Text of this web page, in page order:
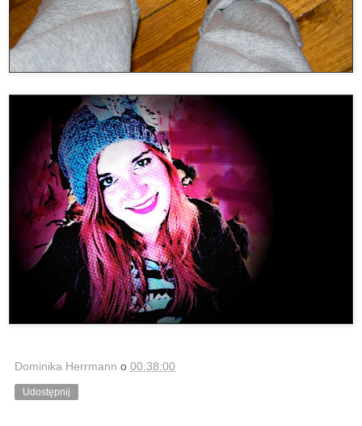
Dominika Herrmann o 00:38:00
Udostępnij